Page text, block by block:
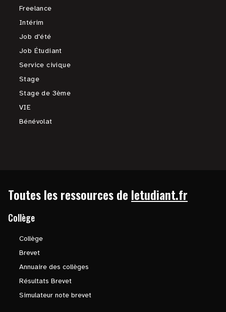
Freelance
Intérim
Job d'été
Job Étudiant
Service civique
Stage
Stage de 3ème
VIE
Bénévolat
Toutes les ressources de letudiant.fr
Collège
Collège
Brevet
Annuaire des collèges
Résultats Brevet
Simulateur note brevet